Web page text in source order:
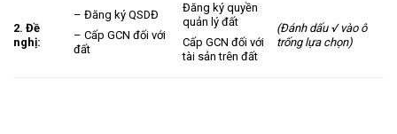
2. Đề
nghị:
– Đăng ký QSDĐ
– Cấp GCN đối với
đất
Đăng ký quyền
quản lý đất
Cấp GCN đối với
tài sản trên đất
(Đánh dấu √ vào ô
trống lựa chọn)